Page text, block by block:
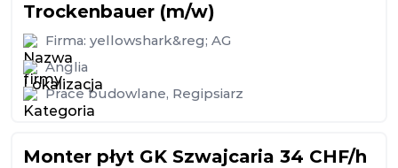
Trockenbauer (m/w)
Firma: yellowshark&reg; AG
Anglia
Prace budowlane, Regipsiarz
Monter płyt GK Szwajcaria 34 CHF/h